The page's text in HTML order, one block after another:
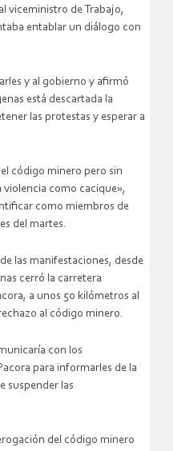
viceministro de Trabajo,
entablar un diálogo con
y al gobierno y afirmó
está descartada la
las protestas y esperar a
código minero pero sin
como cacique»,
como miembros de
del martes.
las manifestaciones, desde
cerró la carretera
a unos 50 kilómetros al
al código minero.
con los
para informarles de la
suspender las
del código minero